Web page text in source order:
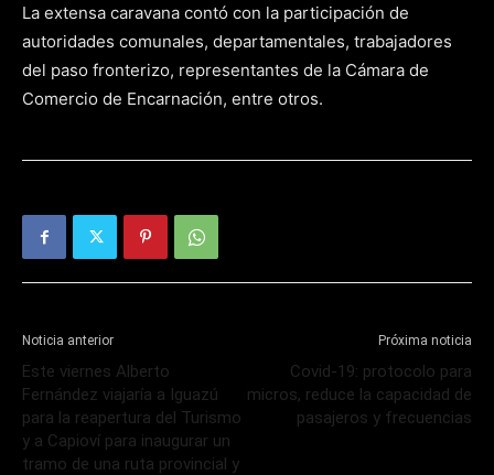
La extensa caravana contó con la participación de
autoridades comunales, departamentales, trabajadores
del paso fronterizo, representantes de la Cámara de
Comercio de Encarnación, entre otros.
Noticia anterior
Este viernes Alberto
Fernández viajaría a Iguazú
para la reapertura del Turismo
y a Capioví para inaugurar un
tramo de una ruta provincial y
Próxima noticia
Covid-19: protocolo para
micros, reduce la capacidad de
pasajeros y frecuencias